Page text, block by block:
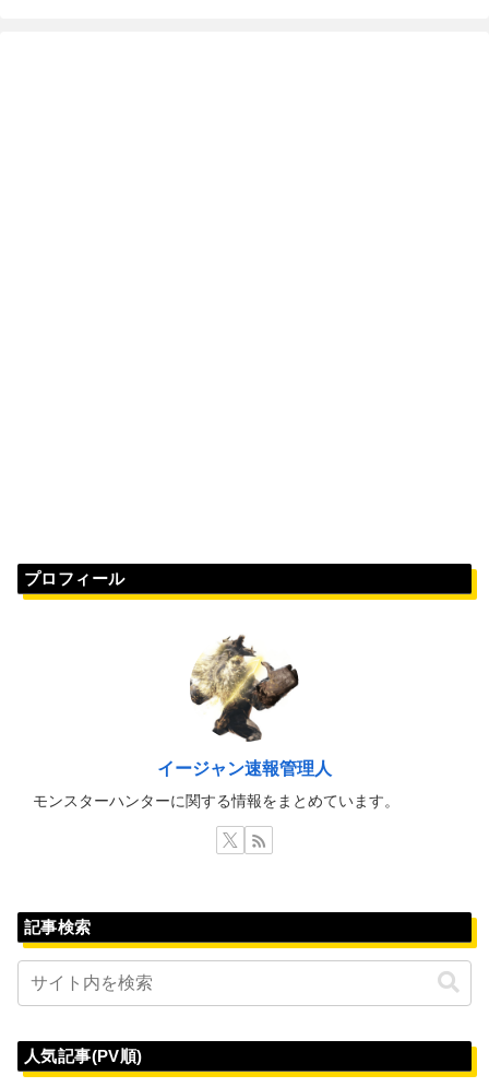
プロフィール
イージャン速報管理人
モンスターハンターに関する情報をまとめています。
記事検索
人気記事(PV順)